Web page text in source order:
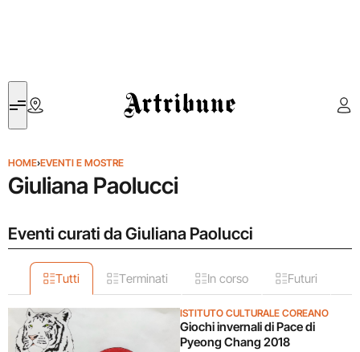
Artribune
HOME›EVENTI E MOSTRE
Giuliana Paolucci
Eventi curati da Giuliana Paolucci
Tutti Terminati In corso Futuri
ISTITUTO CULTURALE COREANO
Giochi invernali di Pace di
Pyeong Chang 2018